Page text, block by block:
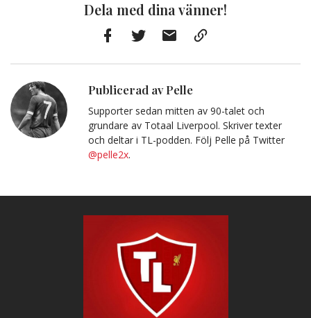
Dela med dina vänner!
Publicerad av Pelle
Supporter sedan mitten av 90-talet och
grundare av Totaal Liverpool. Skriver texter
och deltar i TL-podden. Följ Pelle på Twitter
@pelle2x.